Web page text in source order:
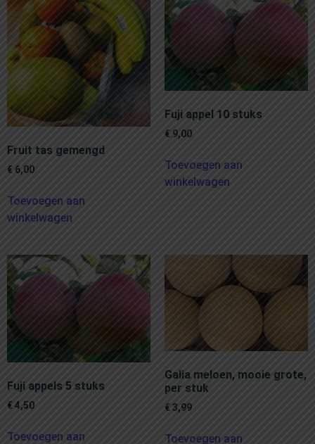
Fruit tas gemengd
€ 6,00
Toevoegen aan
winkelwagen
Fuji appel 10 stuks
€ 9,00
Toevoegen aan
winkelwagen
Fuji appels 5 stuks
€4,50
Toevoegen aan
Galia meloen, mooie grote,
per stuk
€ 3,99
Toevoegen aan